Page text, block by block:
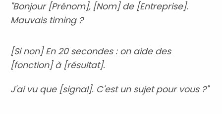
"Bonjour [Prénom], [Nom] de [Entreprise].
Mauvais timing ?
[Si non] En 20 secondes : on aide des
[fonction] à [résultat].
J'ai vu que [signal]. C'est un sujet pour vous ?"